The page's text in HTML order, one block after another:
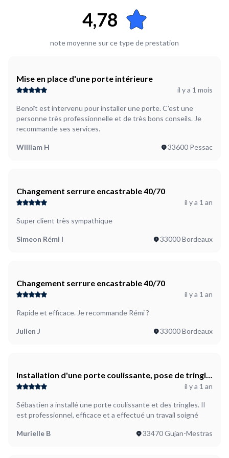
4,78
note moyenne sur ce type de prestation
Mise en place d'une porte intérieure
il y a 1 mois
Benoît est intervenu pour installer une porte. C'est une
personne très professionnelle et de très bons conseils. Je
recommande ses services.
William H 33600 Pessac
Changement serrure encastrable 40/70
il y a 1 an
Super client très sympathique
Simeon Rémi I 33000 Bordeaux
Changement serrure encastrable 40/70
il y a 1 an
Rapide et efficace. Je recommande Rémi ?
Julien J 33000 Bordeaux
Installation d'une porte coulissante, pose de tringle,
appliques, cadres
il y a 1 an
Sébastien a installé une porte coulissante et des tringles. Il
est professionnel, efficace et a effectué un travail soigné
Murielle B 33470 Gujan-Mestras